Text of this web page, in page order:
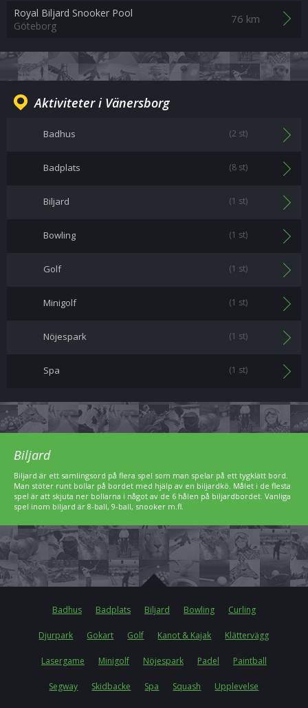
Royal Biljard Snooker Pool
Göteborg
76 km
Aktiviteter i Vänersborg
Badhus (2 st)
Badplats (8 st)
Biljard (1 st)
Bowling (1 st)
Golf (1 st)
Minigolf (1 st)
Nöjespark (1 st)
Spa (1 st)
Biljard
Biljard är ett samlingsord på flera spel som man spelar på ett tygklätt bord.
Man stöter runt bollar på bordet med hjälp av en biljardkö. Målet i de flesta
spel är att skjuta ner bollarna i något av de 6 hålen på biljardbordet. Vanliga
spel inom biljard är 8-ball, 9-ball, snooker m.fl.
Badhus Badplats Biljard Bowling Curling
Djurpark Gokart Golf Kanot & Kajak Klättervägg
Lasergame Minigolf Nöjespark Padel Paintball
Segway Skidbacke Spa Squash Upplevelse